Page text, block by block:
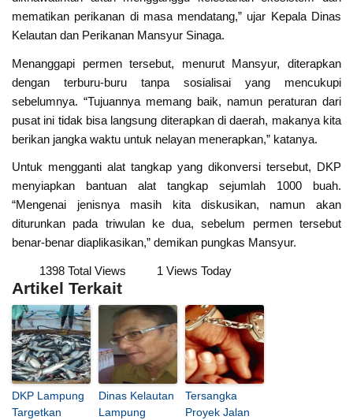
mematikan perikanan di masa mendatang,” ujar Kepala Dinas
Kelautan dan Perikanan Mansyur Sinaga.
Menanggapi permen tersebut, menurut Mansyur, diterapkan
dengan terburu-buru tanpa sosialisai yang mencukupi
sebelumnya. “Tujuannya memang baik, namun peraturan dari
pusat ini tidak bisa langsung diterapkan di daerah, makanya kita
berikan jangka waktu untuk nelayan menerapkan,” katanya.
Untuk mengganti alat tangkap yang dikonversi tersebut, DKP
menyiapkan bantuan alat tangkap sejumlah 1000 buah.
“Mengenai jenisnya masih kita diskusikan, namun akan
diturunkan pada triwulan ke dua, sebelum permen tersebut
benar-benar diaplikasikan,” demikan pungkas Mansyur.
1398 Total Views 1 Views Today
Artikel Terkait
DKP Lampung
Targetkan
Dinas Kelautan
Lampung
Tersangka
Proyek Jalan